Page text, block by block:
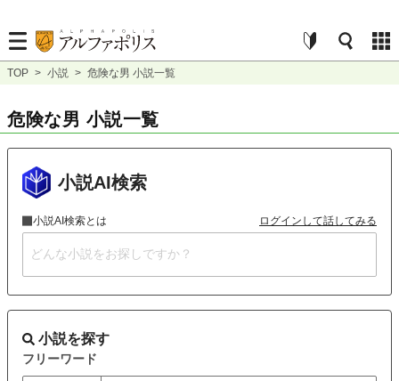
TOP > 小説 > 危険な男 小説一覧
危険な男 小説一覧
小説AI検索
小説AI検索とは ログインして話してみる
小説を探す
フリーワード